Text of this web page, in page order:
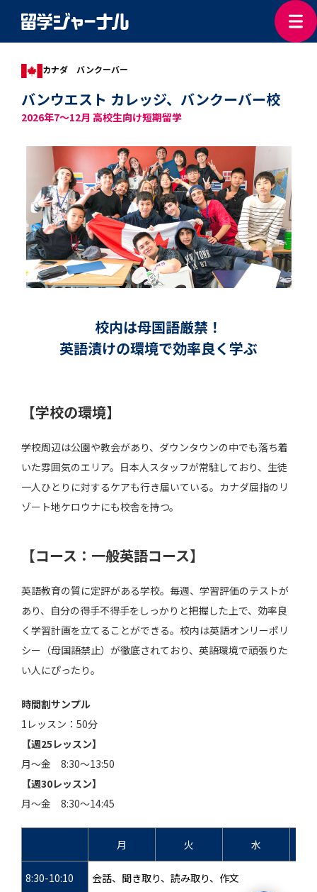
バンウエスト カレッジ、バンクーバー校
2026年7～12月 高校生向け短期留学
カナダ バンクーバー
校内は母国語厳禁！
英語漬けの環境で効率良く学ぶ
【学校の環境】
学校周辺は公園や教会があり、ダウンタウンの中でも落ち着
いた雰囲気のエリア。日本人スタッフが常駐しており、生徒
一人ひとりに対するケアも行き届いている。カナダ屈指のリ
ゾート地ケロウナにも校舎を持つ。
【コース：一般英語コース】
英語教育の質に定評がある学校。毎週、学習評価のテストが
あり、自分の得手不得手をしっかりと把握した上で、効率良
く学習計画を立てることができる。校内は英語オンリーポリ
シー（母国語禁止）が徹底されており、英語環境で頑張りた
い人にぴったり。
時間割サンプル
1レッスン：50分
【週25レッスン】
月～金 8:30～13:50
【週30レッスン】
月～金 8:30～14:45
月 火 水
8:30-10:10 会話、聞き取り、読み取り、作文